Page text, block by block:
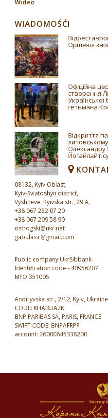
WIADOMOŚĆI
Оршею»
Офіційна
створення
Української
гетьмана
Відкриття
Олександру
08132, Kyiv Oblast,
Kyiv-Sviatoshyn district,
Vyshneve, Kyivska str., 29 A,
+38 067 232 07 20
+38 067 209 58 90
ostrogski@ukr.net
gabulas.r@gmail.com
Public company UkrSibbank
Identification code - 40956207
MFO 351005
Andriyvska str., 2/12, Kyiv,
CODE: KHABUA2K
BNP PARIBAS SA, PARIS, FRANCE
SWIFT CODE: BNPAFRPP
account: 26000645338200